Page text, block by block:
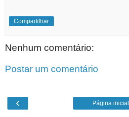
Compartilhar
Nenhum comentário:
Postar um comentário
‹ Página inicial